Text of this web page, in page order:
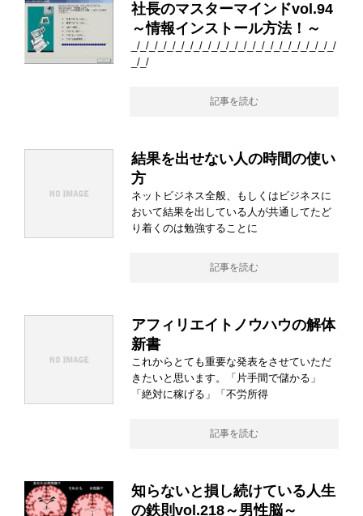
社長のマスターマインドvol.94
～情報インストール方法！～
_/_/_/_/_/_/_/_/_/_/_/_/_/_/_/_/_/_/_/_/_/_/_/
_/_/
記事を読む
結果を出せない人の時間の使い
方
ネットビジネス全般、もしくはビジネスに
おいて結果を出している人が共通してたど
り着くのは勉強することに
記事を読む
アフィリエイトノウハウの解体
新書
これからとても重要な発表をさせていただ
きたいと思います。「片手間で儲かる」
「絶対に稼げる」「不労所得
記事を読む
知らないと損し続けている人生
の鉄則vol.218～男性脳～